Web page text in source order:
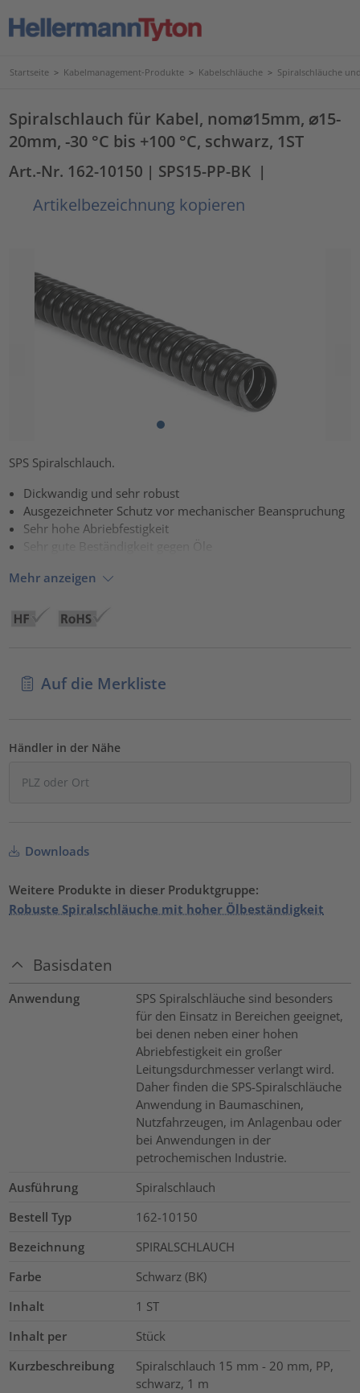
Startseite > Kabelmanagement-Produkte > Kabelschläuche > Spiralschläuche
Spiralschlauch für Kabel, nom⌀15mm, ⌀15-
20mm, -30 °C bis +100 °C, schwarz, 1ST
Art.-Nr. 162-10150 | SPS15-PP-BK |
Artikelbezeichnung kopieren
SPS Spiralschlauch.
Dickwandig und sehr robust
Ausgezeichneter Schutz vor mechanischer Beanspruchung
Sehr hohe Abriebfestigkeit
Mehr anzeigen
Auf die Merkliste
Händler in der Nähe
Downloads
Weitere Produkte in dieser Produktgruppe:
Robuste Spiralschläuche mit hoher Ölbeständigkeit
Basisdaten
Anwendung
SPS Spiralschläuche sind besonders
für den Einsatz in Bereichen geeignet,
bei denen neben einer hohen
Abriebfestigkeit ein großer
Leitungsdurchmesser verlangt wird.
Daher finden die SPS-Spiralschläuche
Anwendung in Baumaschinen,
Nutzfahrzeugen, im Anlagenbau oder
bei Anwendungen in der
petrochemischen Industrie.
Ausführung
Spiralschlauch
Bestell Typ
162-10150
Bezeichnung
SPIRALSCHLAUCH
Farbe
Schwarz (BK)
Inhalt
1 ST
Inhalt per
Stück
Kurzbeschreibung
Spiralschlauch 15 mm - 20 mm, PP,
schwarz, 1 m